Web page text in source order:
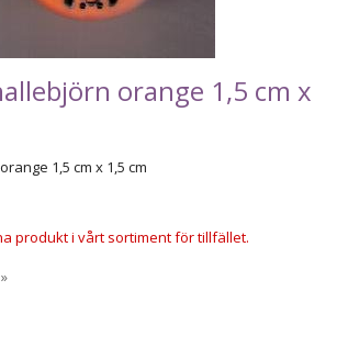
orange 1,5 cm x
1,5 cm x 1,5 cm
produkt i vårt sortiment för tillfället.